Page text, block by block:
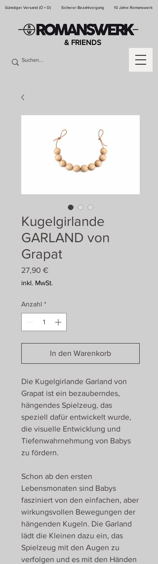
Günstiger Versand (Ö + D) Sicherer Bezahlvorgang 10 Jahre Romanswerk
& FRIENDS
Kugelgirlande
GARLAND von
Grapat
27,90 €Preis
inkl. MwSt.
Anzahl *
In den Warenkorb
Die Kugelgirlande Garland von
Grapat ist ein bezauberndes,
hängendes Spielzeug, das
speziell dafür entwickelt wurde,
die visuelle Entwicklung und
Tiefenwahrnehmung von Babys
zu fördern.
Schon ab den ersten
Lebensmonaten sind Babys
fasziniert von den einfachen, aber
wirkungsvollen Bewegungen der
hängenden Kugeln. Die Garland
lädt die Kleinen dazu ein, das
Spielzeug mit den Augen zu
verfolgen und es mit den Händen